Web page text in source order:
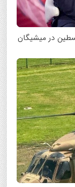
در میشیگان